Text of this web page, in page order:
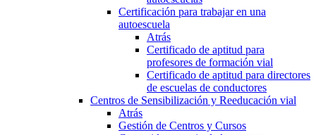
Certificación para trabajar en una
autoescuela
Atrás
Certificado de aptitud para
profesores de formación vial
Certificado de aptitud para directores
de escuelas de conductores
Centros de Sensibilización y Reeducación vial
Atrás
Gestión de Centros y Cursos